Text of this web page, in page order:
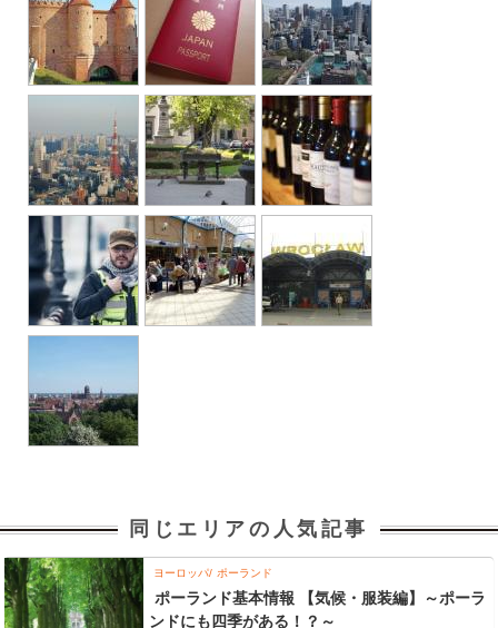
同じエリアの人気記事
ヨーロッパ ポーランド
ポーランド基本情報 【気候・服装編】～ポーラ
ンドにも四季がある！？～